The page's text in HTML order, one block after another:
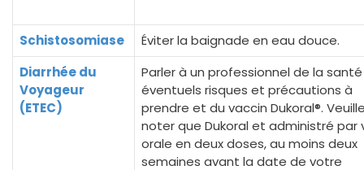
Schistosomiase
Éviter la baignade en eau douce.
Diarrhée du
Voyageur
(ETEC)
Parler à un professionnel de la
éventuels risques et précautions à
prendre et du vaccin Dukoral®.
noter que Dukoral et administré par
orale en deux doses, au moins deux
semaines avant la date de votre